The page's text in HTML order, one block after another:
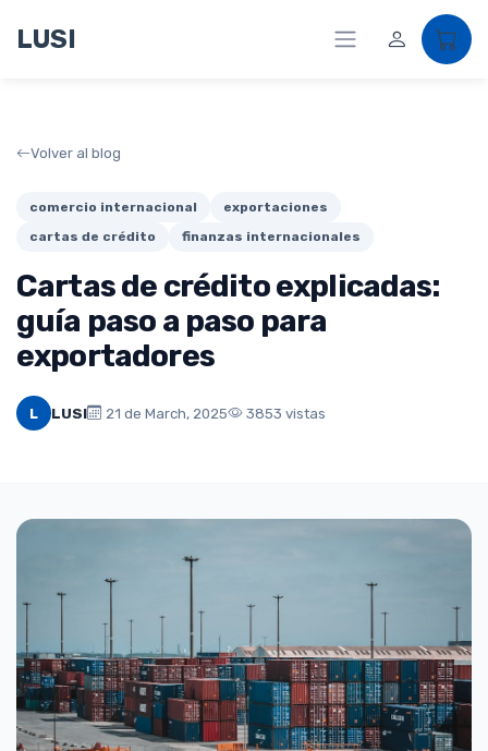
LUSI
Volver al blog
comercio internacional
exportaciones
cartas de crédito
finanzas internacionales
Cartas de crédito explicadas:
guía paso a paso para
exportadores
L LUSI 21 de March, 2025 3853 vistas